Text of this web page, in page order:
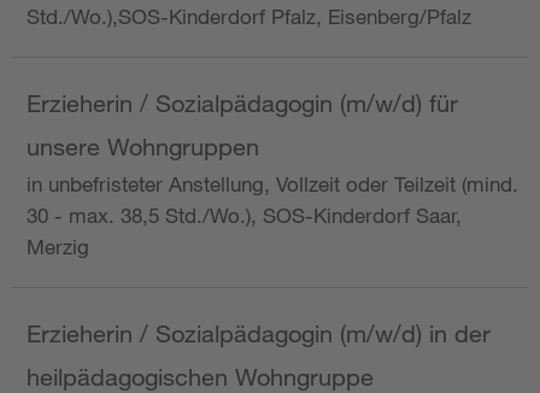
Std./Wo.),SOS-Kinderdorf Pfalz, Eisenberg/Pfalz
Erzieherin / Sozialpädagogin (m/w/d) für
unsere Wohngruppen
in unbefristeter Anstellung, Vollzeit oder Teilzeit (mind.
30 - max. 38,5 Std./Wo.), SOS-Kinderdorf Saar,
Merzig
Erzieherin / Sozialpädagogin (m/w/d) in der
heilpädagogischen Wohngruppe